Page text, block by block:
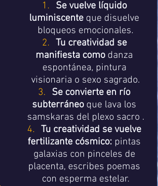
Se vuelve líquido
luminiscente que disuelve
bloqueos emocionales.
Tu creatividad se
manifiesta como danza
espontánea, pintura
visionaria o sexo sagrado.
Se convierte en río
subterráneo que lava los
samskaras del plexo sacro .
Tu creatividad se vuelve
fertilizante cósmico: pintas
galaxias con pinceles de
placenta, escribes poemas
con esperma estelar.